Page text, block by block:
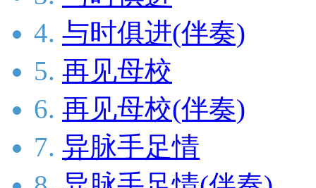
4. 与时俱进(伴奏)
5. 再见母校
6. 再见母校(伴奏)
7. 异脉手足情